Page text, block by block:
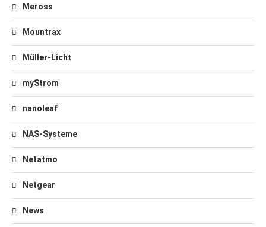
Meross
Mountrax
Müller-Licht
myStrom
nanoleaf
NAS-Systeme
Netatmo
Netgear
News